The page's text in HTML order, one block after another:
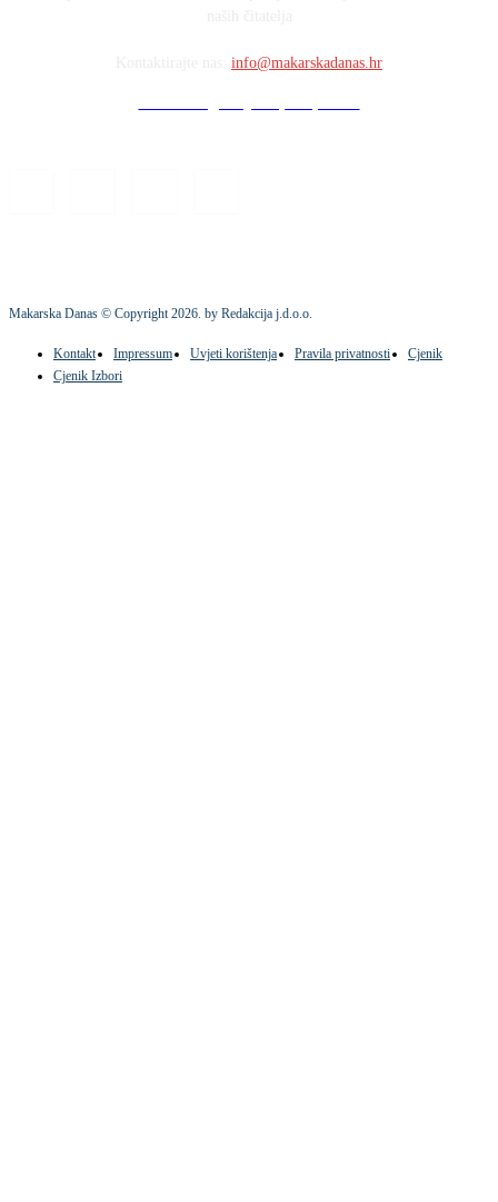
info@makarskadanas.hr
Makarska Danas © Copyright2026. by Redakcija j.d.o.o.
Kontakt Impressum Uvjeti korištenja Pravila privatnosti
Cjenik
Cjenik Izbori